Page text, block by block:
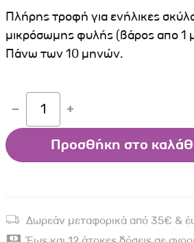
Ρουχαλάκια Σκύλου
Ταυτότητες Σκύλου
Κουδουνάκια Σκύλου
Πλήρης τροφή για ενήλικες
μικρόσωμης φυλής (βάρος απο 1
Πάνω των 10 μηνών.
1
Προσθήκη στο
Δωρεάν μεταφορικά από 35€ &